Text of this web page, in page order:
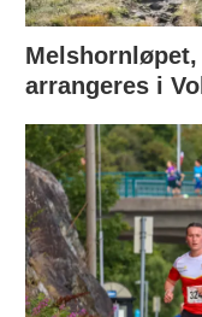
arrangeres i